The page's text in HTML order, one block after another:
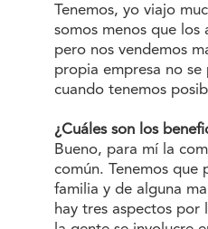
Tenemos, yo viajo
somos menos que los
pero nos vendemos
propia empresa no
cuando tenemos
¿Cuáles son los
Bueno, para mí la
común. Tenemos que
familia y de alguna
hay tres aspectos